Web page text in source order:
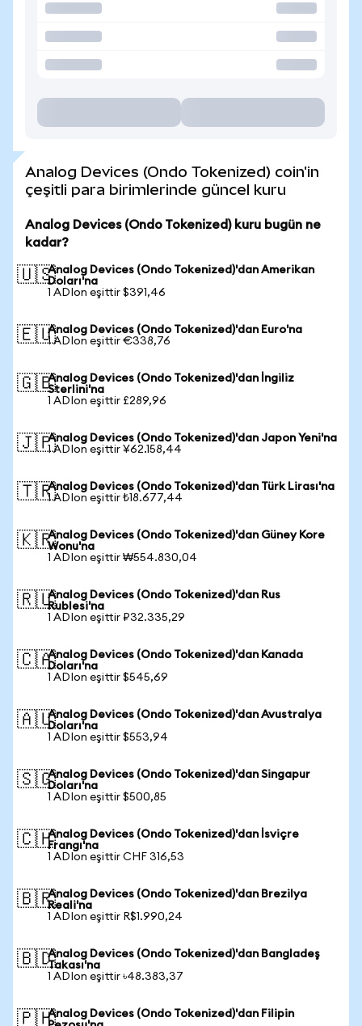
Analog Devices (Ondo Tokenized) coin'in
çeşitli para birimlerinde güncel kuru
Analog Devices (Ondo Tokenized) kuru bugün ne
kadar?
🇺🇸Analog Devices (Ondo Tokenized)'dan Amerikan
Doları'na
1 ADIon eşittir $391,46
🇪🇺Analog Devices (Ondo Tokenized)'dan Euro'na
1 ADIon eşittir €338,76
🇬🇧Analog Devices (Ondo Tokenized)'dan İngiliz
Sterlini'na
1 ADIon eşittir £289,96
🇯🇵Analog Devices (Ondo Tokenized)'dan Japon Yeni'na
1 ADIon eşittir ¥62.158,44
🇹🇷Analog Devices (Ondo Tokenized)'dan Türk Lirası'na
1 ADIon eşittir ₺18.677,44
🇰🇷Analog Devices (Ondo Tokenized)'dan Güney Kore
Wonu'na
1 ADIon eşittir ₩554.830,04
🇷🇺Analog Devices (Ondo Tokenized)'dan Rus
Rublesi'na
1 ADIon eşittir ₽32.335,29
🇨🇦Analog Devices (Ondo Tokenized)'dan Kanada
Doları'na
1 ADIon eşittir $545,69
🇦🇺Analog Devices (Ondo Tokenized)'dan Avustralya
Doları'na
1 ADIon eşittir $553,94
🇸🇬Analog Devices (Ondo Tokenized)'dan Singapur
Doları'na
1 ADIon eşittir $500,85
🇨🇭Analog Devices (Ondo Tokenized)'dan İsviçre
Frangı'na
1 ADIon eşittir CHF 316,53
🇧🇷Analog Devices (Ondo Tokenized)'dan Brezilya
Reali'na
1 ADIon eşittir R$1.990,24
🇧🇩Analog Devices (Ondo Tokenized)'dan Bangladeş
Takası'na
1 ADIon eşittir ৳48.383,37
🇵🇭Analog Devices (Ondo Tokenized)'dan Filipin